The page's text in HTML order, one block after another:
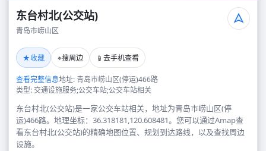
东台村北(公交站)
青岛市崂山区
★收藏 ⌖搜周边 📱 去手机查看
查看完整信息地址: 青岛市崂山区(停运)466路
类型: 交通设施服务;公交车站;公交车站相关
东台村北(公交站)是一家公交车站相关，地址为青岛市崂山区(停
运)466路。地理坐标：36.318181,120.608481。您可以通过Amap查
看东台村北(公交站)的精确地图位置、规划到达路线，以及查找周边
设施。